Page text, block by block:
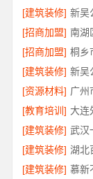
[建筑装修]
[招商加盟]
[招商加盟]
[建筑装修]
[资源材料]
[教育培训] 大连
[建筑装修]
[建筑装修]
[建筑装修] 慕新